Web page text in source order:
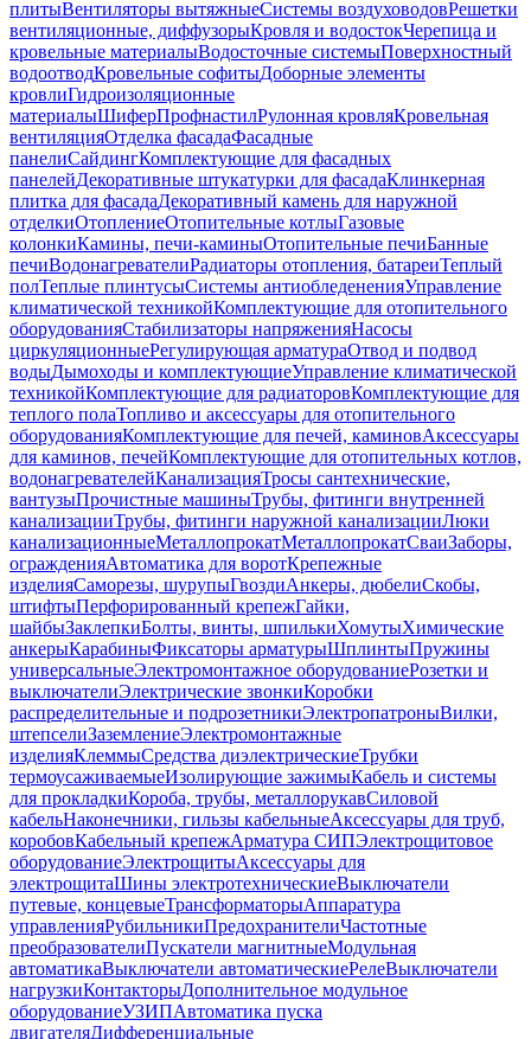
плитыВентиляторы вытяжныеСистемы воздуховодовРешетки
вентиляционные, диффузорыКровля и водостокЧерепица и
кровельные материалыВодосточные системыПоверхностный
водоотводКровельные софитыДоборные элементы
кровлиГидроизоляционные
материалыШиферПрофнастилРулонная кровляКровельная
вентиляцияОтделка фасадаФасадные
панелиСайдингКомплектующие для фасадных
панелейДекоративные штукатурки для фасадаКлинкерная
плитка для фасадаДекоративный камень для наружной
отделкиОтоплениеОтопительные котлыГазовые
колонкиКамины, печи-каминыОтопительные печиБанные
печиВодонагревателиРадиаторы отопления, батареиТеплый
полТеплые плинтусыСистемы антиобледененияУправление
климатической техникойКомплектующие для отопительного
оборудованияСтабилизаторы напряженияНасосы
циркуляционныеРегулирующая арматураОтвод и подвод
водыДымоходы и комплектующиеУправление климатической
техникойКомплектующие для радиаторовКомплектующие для
теплого полаТопливо и аксессуары для отопительного
оборудованияКомплектующие для печей, каминовАксессуары
для каминов, печейКомплектующие для отопительных котлов,
водонагревателейКанализацияТросы сантехнические,
вантузыПрочистные машиныТрубы, фитинги внутренней
канализацииТрубы, фитинги наружной канализацииЛюки
канализационныеМеталлопрокатМеталлопрокатСваиЗаборы,
огражденияАвтоматика для воротКрепежные
изделияСаморезы, шурупыГвоздиАнкеры, дюбелиСкобы,
штифтыПерфорированный крепежГайки,
шайбыЗаклепкиБолты, винты, шпилькиХомутыХимические
анкерыКарабиныФиксаторы арматурыШплинтыПружины
универсальныеЭлектромонтажное оборудованиеРозетки и
выключателиЭлектрические звонкиКоробки
распределительные и подрозетникиЭлектропатроныВилки,
штепселиЗаземлениеЭлектромонтажные
изделияКлеммыСредства диэлектрическиеТрубки
термоусаживаемыеИзолирующие зажимыКабель и системы
для прокладкиКороба, трубы, металлорукавСиловой
кабельНаконечники, гильзы кабельныеАксессуары для труб,
коробовКабельный крепежАрматура СИПЭлектрощитовое
оборудованиеЭлектрощитыАксессуары для
электрощитаШины электротехническиеВыключатели
путевые, концевыеТрансформаторыАппаратура
управленияРубильникиПредохранителиЧастотные
преобразователиПускатели магнитныеМодульная
автоматикаВыключатели автоматическиеРелеВыключатели
нагрузкиКонтакторыДополнительное модульное
оборудованиеУЗИПАвтоматика пуска
двигателяДифференциальные